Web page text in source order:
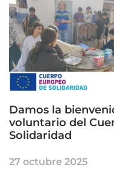
Damos la
voluntario del
Solidaridad
27 octubre 2025